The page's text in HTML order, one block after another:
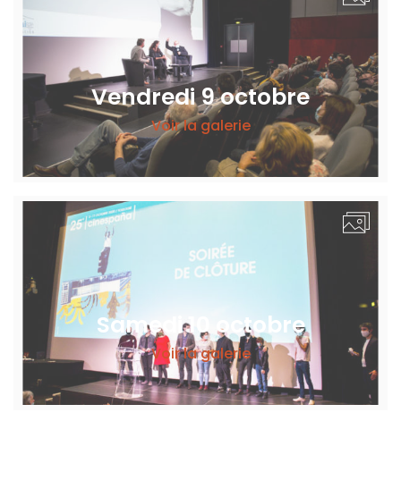
Vendredi 9 octobre
Voir la galerie
Samedi 10 octobre
Voir la galerie